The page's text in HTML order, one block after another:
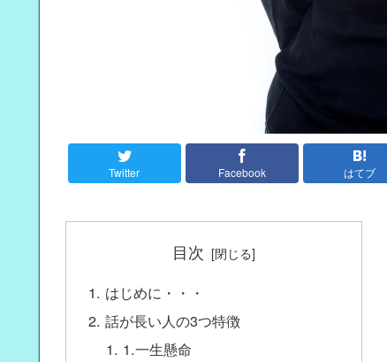
Twitter Facebook はてブ
目次
はじめに・・・
話が長い人の3つ特徴
1.一生懸命